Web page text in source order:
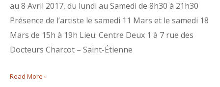
au 8 Avril 2017, du lundi au Samedi de 8h30 à 21h30
Présence de l’artiste le samedi 11 Mars et le samedi 18
Mars de 15h à 19h Lieu: Centre Deux 1 à 7 rue des
Docteurs Charcot – Saint-Étienne
Read More ›